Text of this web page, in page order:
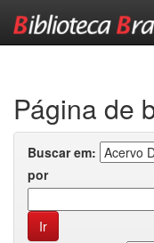
Página de
Buscar em:
por